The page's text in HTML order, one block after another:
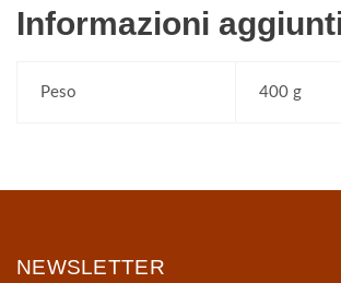
Informazioni
Peso 400 g
NEWSLETTER